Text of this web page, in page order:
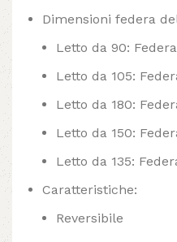
Dimensioni federa
Letto da 90:
Letto da 105:
Letto da 180:
Letto da 150:
Letto da 135:
Caratteristiche:
Reversibile